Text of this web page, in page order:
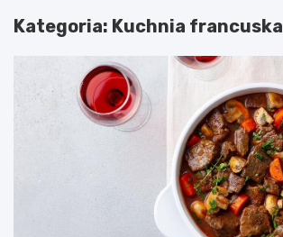
Kategoria: Kuchnia francuska